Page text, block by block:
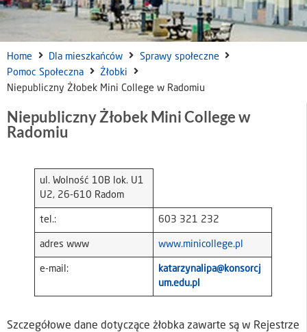
Home Dla mieszkańców
Sprawy społeczne
Pomoc Społeczna
Żłobki
Niepubliczny Żłobek Mini College w Radomiu
Niepubliczny Żłobek Mini College w
Radomiu
ul. Wolność 10B lok. U1
U2, 26-610 Radom
tel.: 603 321 232
adres www www.minicollege.pl
e-mail:
katarzynalipa@konsorcj
um.edu.pl
Szczegółowe dane dotyczące żłobka zawarte są w Rejestrze